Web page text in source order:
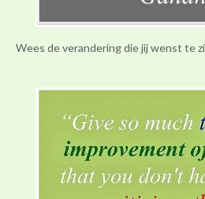
Wees de verandering die jij wenst te